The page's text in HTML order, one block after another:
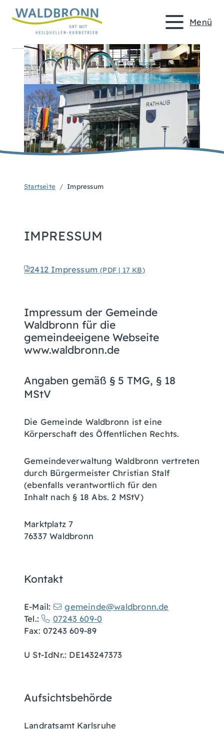
Menü
Startseite Impressum
IMPRESSUM
2412 Impressum(PDF | 17 KB)
Impressum der Gemeinde
Waldbronn für die
gemeindeeigene Webseite
www.waldbronn.de
Angaben gemäß § 5 TMG, § 18
MStV
Die Gemeinde Waldbronn ist eine
Körperschaft des Öffentlichen Rechts.
Gemeindeverwaltung Waldbronn vertreten
durch Bürgermeister Christian Stalf
(ebenfalls verantwortlich für den
Inhalt nach § 18 Abs. 2 MStV)
Marktplatz 7
76337 Waldbronn
Kontakt
E-Mail:
gemeinde@waldbronn.de
Tel.:
07243 609-0
Fax: 07243 609-89
U St-IdNr.: DE143247373
Aufsichtsbehörde
Landratsamt Karlsruhe